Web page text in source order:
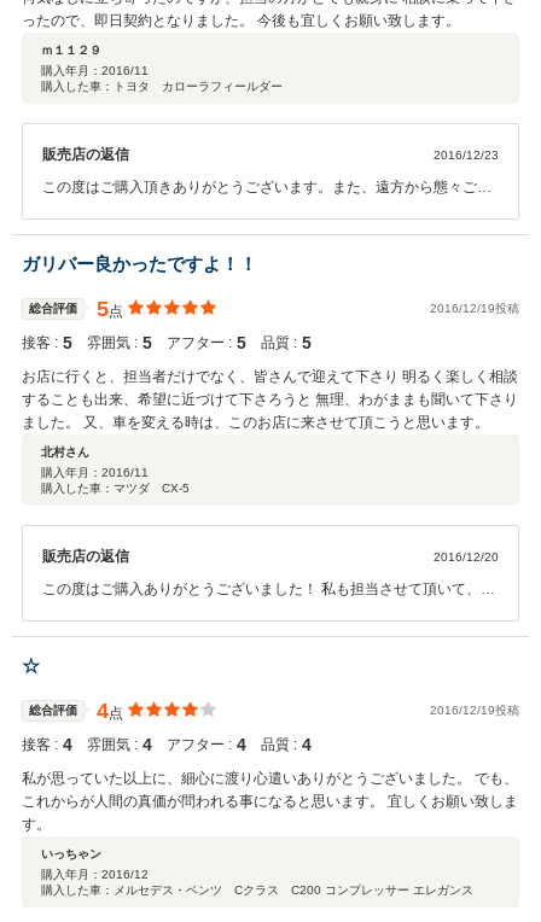
ったので、即日契約となりました。 今後も宜しくお願い致します。
ｍ１１２９
購入年月： 2016/11
購入した車：トヨタ カローラフィールダー
販売店の返信 2016/12/23
この度はご購入頂きありがとうございます。また、遠方から態々ご来
にお任せ下さい！
ガリバー良かったですよ！！
総合評価 5点 2016/12/19投稿
接客 : 5 雰囲気 : 5 アフター : 5 品質 : 5
お店に行くと、担当者だけでなく、皆さんで迎えて下さり 明るく楽しく相談
することも出来、希望に近づけて下さろうと 無理、わがままも聞いて下さり
ました。 又、車を変える時は、このお店に来させて頂こうと思います。
北村さん
購入年月： 2016/11
購入した車：マツダ CX-5
販売店の返信 2016/12/20
この度はご購入ありがとうございました！ 私も担当させて頂いて、と
たらいつでもご相談ください！
☆
総合評価 4点 2016/12/19投稿
接客 : 4 雰囲気 : 4 アフター : 4 品質 : 4
私が思っていた以上に、細心に渡り心遣いありがとうございました。 でも、
これからが人間の真価が問われる事になると思います。 宜しくお願い致しま
す。
いっちゃン
購入年月： 2016/12
購入した車：メルセデス・ベンツ Cクラス C200 コンプレッサー エレガンス